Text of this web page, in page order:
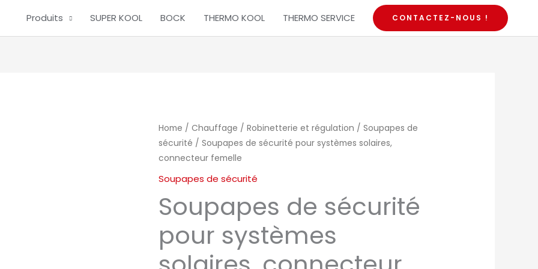
Produits SUPER KOOL BOCK THERMO KOOL THERMO SERVICE CONTACTEZ-NOUS !
Home / Chauffage / Robinetterie et régulation / Soupapes de
sécurité / Soupapes de sécurité pour systèmes solaires,
connecteur femelle
Soupapes de sécurité
Soupapes de sécurité
pour systèmes